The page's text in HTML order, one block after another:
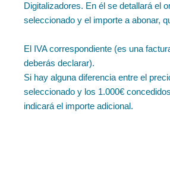
Digitalizadores. En él se detallará el
seleccionado y el importe a abonar,
El IVA correspondiente (es una
deberás declarar).
Si hay alguna diferencia entre el
seleccionado y los 1.000€
indicará el importe adicional.